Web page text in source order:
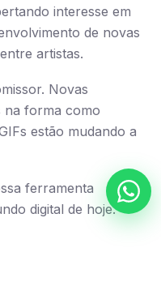
interesse em
de novas
artistas.
Novas
na forma como
estão mudando a
ferramenta
digital de hoje.